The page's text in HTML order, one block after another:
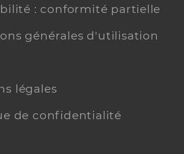
: conformité partielle
générales d'utilisation
légales
de confidentialité